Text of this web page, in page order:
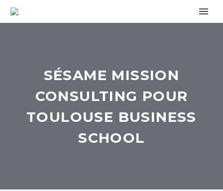
SÉSAME MISSION
CONSULTING POUR
TOULOUSE BUSINESS
SCHOOL